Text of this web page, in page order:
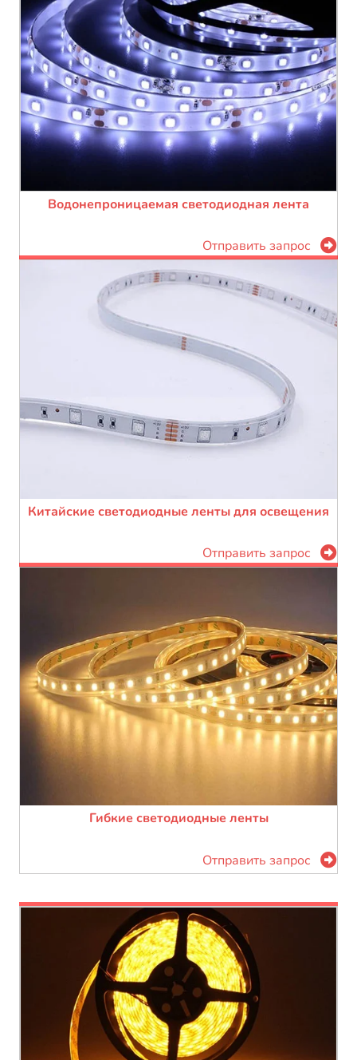
Водонепроницаемая светодиодная лента
Отправить запрос
Китайские светодиодные ленты для освещения
Отправить запрос
Гибкие светодиодные ленты
Отправить запрос